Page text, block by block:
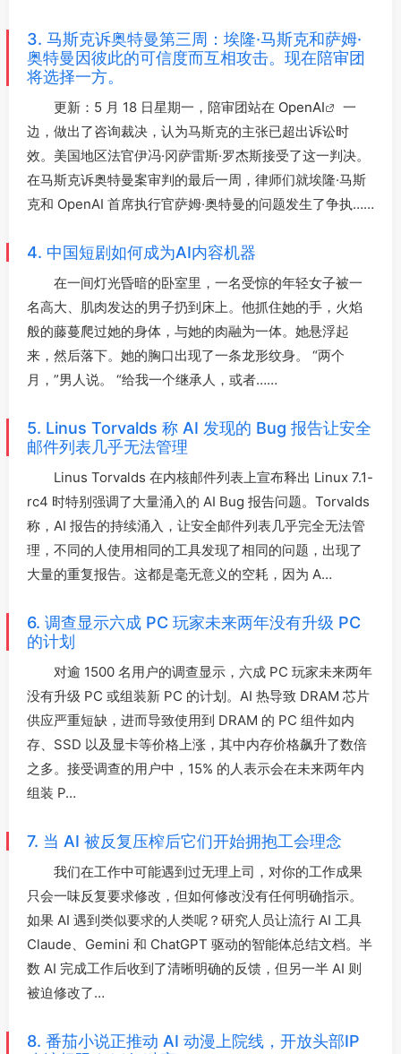
3. 马斯克诉奥特曼第三周：埃隆·马斯克和萨姆·
奥特曼因彼此的可信度而互相攻击。现在陪审团
将选择一方。
更新：5 月 18 日星期一，陪审团站在 OpenAI
一
边，做出了咨询裁决，认为马斯克的主张已超出诉讼时
效。美国地区法官伊冯·冈萨雷斯·罗杰斯接受了这一判决。
在马斯克诉奥特曼案审判的最后一周，律师们就埃隆·马斯
克和 OpenAI 首席执行官萨姆·奥特曼的问题发生了争执……
4. 中国短剧如何成为AI内容机器
在一间灯光昏暗的卧室里，一名受惊的年轻女子被一
名高大、肌肉发达的男子扔到床上。他抓住她的手，火焰
般的藤蔓爬过她的身体，与她的肉融为一体。她悬浮起
来，然后落下。她的胸口出现了一条龙形纹身。 “两个
月，”男人说。 “给我一个继承人，或者……
5. Linus Torvalds 称 AI 发现的 Bug 报告让安全
邮件列表几乎无法管理
Linus Torvalds 在内核邮件列表上宣布释出 Linux 7.1-
rc4 时特别强调了大量涌入的 AI Bug 报告问题。Torvalds
称，AI 报告的持续涌入，让安全邮件列表几乎完全无法管
理，不同的人使用相同的工具发现了相同的问题，出现了
大量的重复报告。这都是毫无意义的空耗，因为 A…
6. 调查显示六成 PC 玩家未来两年没有升级 PC
的计划
对逾 1500 名用户的调查显示，六成 PC 玩家未来两年
没有升级 PC 或组装新 PC 的计划。AI 热导致 DRAM 芯片
供应严重短缺，进而导致使用到 DRAM 的 PC 组件如内
存、SSD 以及显卡等价格上涨，其中内存价格飙升了数倍
之多。接受调查的用户中，15% 的人表示会在未来两年内
组装 P…
7. 当 AI 被反复压榨后它们开始拥抱工会理念
我们在工作中可能遇到过无理上司，对你的工作成果
只会一味反复要求修改，但如何修改没有任何明确指示。
如果 AI 遇到类似要求的人类呢？研究人员让流行 AI 工具
Claude、Gemini 和 ChatGPT 驱动的智能体总结文档。半
数 AI 完成工作后收到了清晰明确的反馈，但另一半 AI 则
被迫修改了…
8. 番茄小说正推动 AI 动漫上院线，开放头部IP